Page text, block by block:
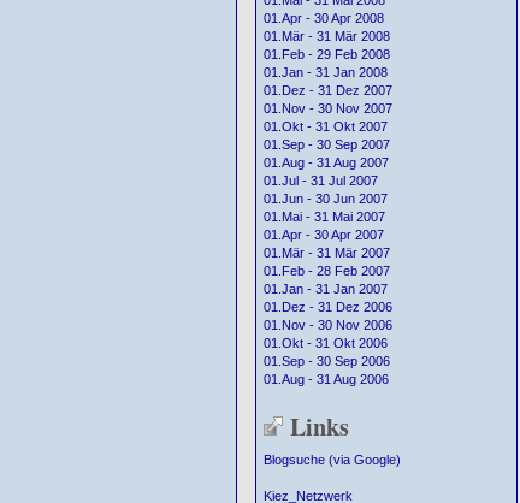
01.Apr - 30 Apr 2008
01.Mär - 31 Mär 2008
01.Feb - 29 Feb 2008
01.Jan - 31 Jan 2008
01.Dez - 31 Dez 2007
01.Nov - 30 Nov 2007
01.Okt - 31 Okt 2007
01.Sep - 30 Sep 2007
01.Aug - 31 Aug 2007
01.Jul - 31 Jul 2007
01.Jun - 30 Jun 2007
01.Mai - 31 Mai 2007
01.Apr - 30 Apr 2007
01.Mär - 31 Mär 2007
01.Feb - 28 Feb 2007
01.Jan - 31 Jan 2007
01.Dez - 31 Dez 2006
01.Nov - 30 Nov 2006
01.Okt - 31 Okt 2006
01.Sep - 30 Sep 2006
01.Aug - 31 Aug 2006
Links
Blogsuche (via Google)
Kiez_Netzwerk